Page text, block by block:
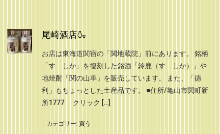
尾崎酒店🍶
お店は東海道関宿の「関地蔵院」前にあります。 銘柄
「すゞしか」を復刻した銘酒「鈴鹿（すゞしか）」や
地焼酎「関の山車」を販売しています。 また、「徳
利」もちょっとした土産品です。 ■住所/亀山市関町新
所1777 クリック […]
カテゴリー: 買う